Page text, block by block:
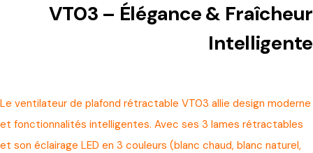
VT03 – Élégance & Fraîcheur
Intelligente
Le ventilateur de plafond rétractable VT03 allie design moderne
et fonctionnalités intelligentes. Avec ses 3 lames rétractables
et son éclairage LED en 3 couleurs (blanc chaud, blanc naturel,